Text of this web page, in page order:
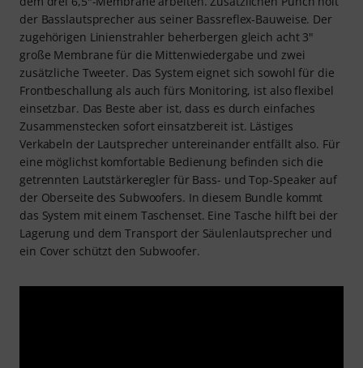
der Basslautsprecher aus seiner Bassreflex-Bauweise. Der
zugehörigen Linienstrahler beherbergen gleich acht 3"
große Membrane für die Mittenwiedergabe und zwei
zusätzliche Tweeter. Das System eignet sich sowohl für die
Frontbeschallung als auch fürs Monitoring, ist also flexibel
einsetzbar. Das Beste aber ist, dass es durch einfaches
Zusammenstecken sofort einsatzbereit ist. Lästiges
Verkabeln der Lautsprecher untereinander entfällt also. Für
eine möglichst komfortable Bedienung befinden sich die
getrennten Lautstärkeregler für Bass- und Top-Speaker auf
der Oberseite des Subwoofers. In diesem Bundle kommt
das System mit einem Taschenset. Eine Tasche hilft bei der
Lagerung und dem Transport der Säulenlautsprecher und
ein Cover schützt den Subwoofer.